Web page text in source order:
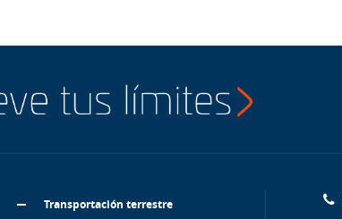
Transportación terrestre